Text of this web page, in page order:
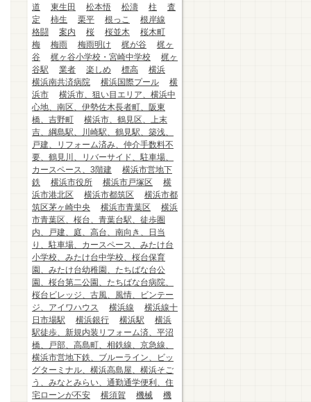
道
東生田 松本悟 松濤 柱
査
定
柿生 栗平 根っこ
根岸線
格闘
案内 桜 桜並木
桜木町
梅
梅雨 梅雨明け 梶が谷
梶ヶ
谷
梶ヶ谷小学校・宮崎中学校
梶ヶ
谷駅
業者 楽しめ 標高
横浜
横浜南共済病院
横浜国際プール
横
浜市
横浜市、狙い目エリア、横浜中
心地、南区、伊勢佐木長者町、阪東
橋、吉野町
横浜市、鶴見区、上末
吉、綱島駅、川崎駅、鶴見駅、築浅、
戸建、リフォーム済み、仲介手数料不
要、鶴見川、リバーサイド、駐車場、
カースペース、3階建
横浜市営地下
鉄
横浜市役所 横浜市戸塚区
横
浜市港北区
横浜市都筑区
横浜市都
筑区茅ヶ崎中央
横浜市青葉区
横浜
市青葉区、桜台、青葉台駅、徒歩圏
内、戸建、庭、高台、南向き、日当
り、駐車場、カースペース、みたけ台
小学校、みたけ台中学校、桜台保育
園、みたけ台幼稚園、たちばな台公
園、桜台第二公園、たちばな台病院、
桜台ビレッジ、古風、風情、ビンテー
ジ、アイワハウス
横浜線
横浜線十
日市場駅
横浜銀行 横浜駅
横浜
駅徒歩、新規内装リフォーム済、平沼
橋、戸部、高島町、相鉄線、京急線、
横浜市営地下鉄、ブルーライン、ビッ
グターミナル、横浜高島屋、横浜そご
う、みなとみらい、通勤通学便利、住
宅ローンが不安
横須賀 機械
機